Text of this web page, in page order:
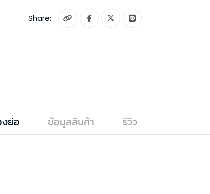
Share:
งย่อ ข้อมูลสินค้า รีวิว